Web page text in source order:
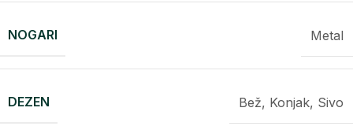
NOGARI Metal
DEZEN Bež, Konjak, Sivo